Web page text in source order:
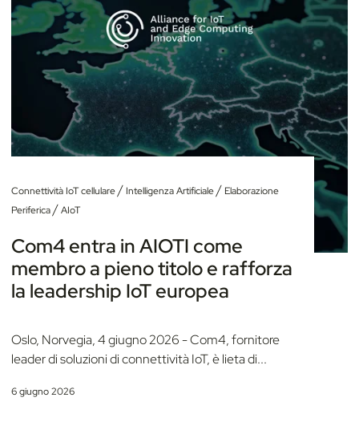
Connettività IoT cellulare/ Intelligenza Artificiale/ Elaborazione
Periferica/AIoT
Com4 entra in AIOTI come
membro a pieno titolo e rafforza
la leadership IoT europea
Oslo, Norvegia, 4 giugno 2026 - Com4, fornitore
leader di soluzioni di connettività IoT, è lieta di...
6 giugno 2026